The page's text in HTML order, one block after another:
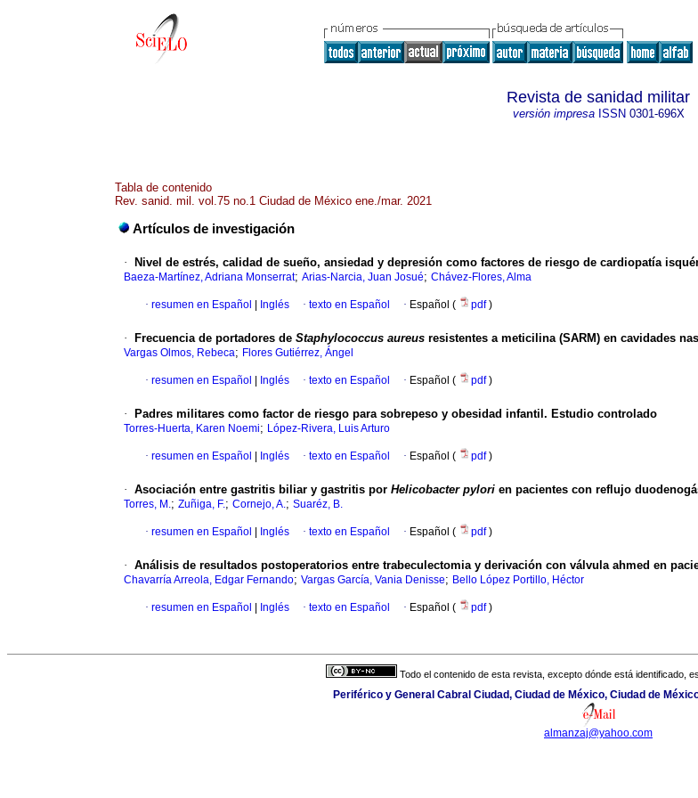
Revista de sanidad militar
versión impresaISSN 0301-696X
Tabla de contenido
Rev. sanid. mil. vol.75 no.1 Ciudad de México ene./mar. 2021
Artículos de investigación
· Nivel de estrés, calidad de sueño, ansiedad y depresión como factores de riesgo de cardiopatía
Baeza-Martínez, Adriana Monserrat; Arias-Narcia, Juan Josué; Chávez-Flores, Alma
· resumen en Español Inglés · texto en Español · Español ( pdf)
· Frecuencia de portadores de Staphylococcus aureus resistentes a meticilina (SARM) en cavidades
Vargas Olmos, Rebeca; Flores Gutiérrez, Ángel
· resumen en Español Inglés · texto en Español · Español ( pdf)
· Padres militares como factor de riesgo para sobrepeso y obesidad infantil. Estudio controlado
Torres-Huerta, Karen Noemi; López-Rivera, Luis Arturo
· resumen en Español Inglés · texto en Español · Español ( pdf)
· Asociación entre gastritis biliar y gastritis por Helicobacter pylori en pacientes con reflujo
Torres, M.; Zuñiga, F.; Cornejo, A.; Suaréz, B.
· resumen en Español Inglés · texto en Español · Español ( pdf)
· Análisis de resultados postoperatorios entre trabeculectomia y derivación con válvula ahmed en
Chavarría Arreola, Edgar Fernando; Vargas García, Vania Denisse; Bello López Portillo, Héctor
· resumen en Español Inglés · texto en Español · Español ( pdf)
Todo el contenido de esta revista, excepto dónde está identificado,
Periférico y General Cabral Ciudad, Ciudad de México, Ciudad de
almanzaj@yahoo.com